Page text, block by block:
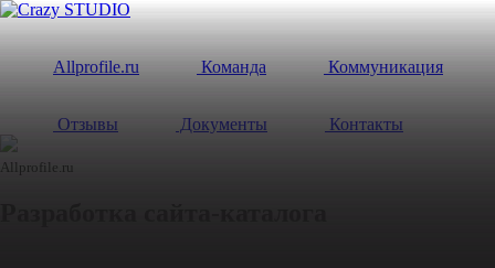
Allprofile.ru Команда Коммуникация
Отзывы Документы Контакты
Allprofile.ru